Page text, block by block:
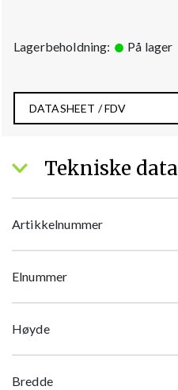
Lagerbeholdning: På lager
DATASHEET / FDV
Tekniske data
Artikkelnummer
Elnummer
Høyde
Bredde